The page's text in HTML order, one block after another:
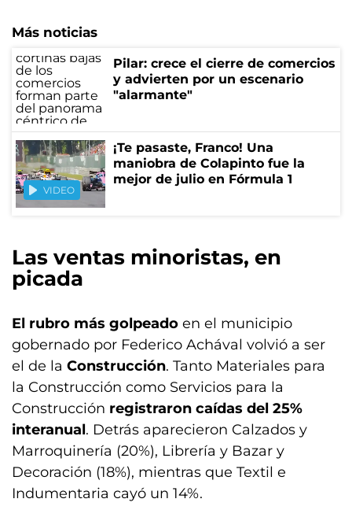
Más noticias
Pilar: crece el cierre de comercios
y advierten por un escenario
"alarmante"
VIDEO
¡Te pasaste, Franco! Una
maniobra de Colapinto fue la
mejor de julio en Fórmula 1
Las ventas minoristas, en
picada
El rubro más golpeado en el municipio
gobernado por Federico Achával volvió a ser
el de la Construcción. Tanto Materiales para
la Construcción como Servicios para la
Construcción registraron caídas del 25%
interanual. Detrás aparecieron Calzados y
Marroquinería (20%), Librería y Bazar y
Decoración (18%), mientras que Textil e
Indumentaria cayó un 14%.